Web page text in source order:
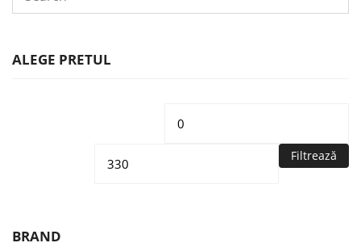
ALEGE PRETUL
Preț
Filtrează
BRAND